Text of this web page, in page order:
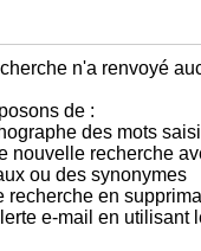
n'a renvoyé
de :
des mots
nouvelle recherche
ou des synonymes
recherche en
e-mail en utilisant